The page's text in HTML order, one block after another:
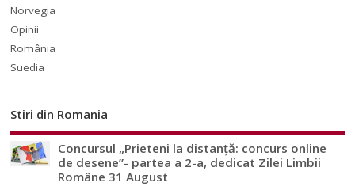
Norvegia
Opinii
România
Suedia
Stiri din Romania
Concursul „Prieteni la distanță: concurs online
de desene”- partea a 2-a, dedicat Zilei Limbii
Române 31 August